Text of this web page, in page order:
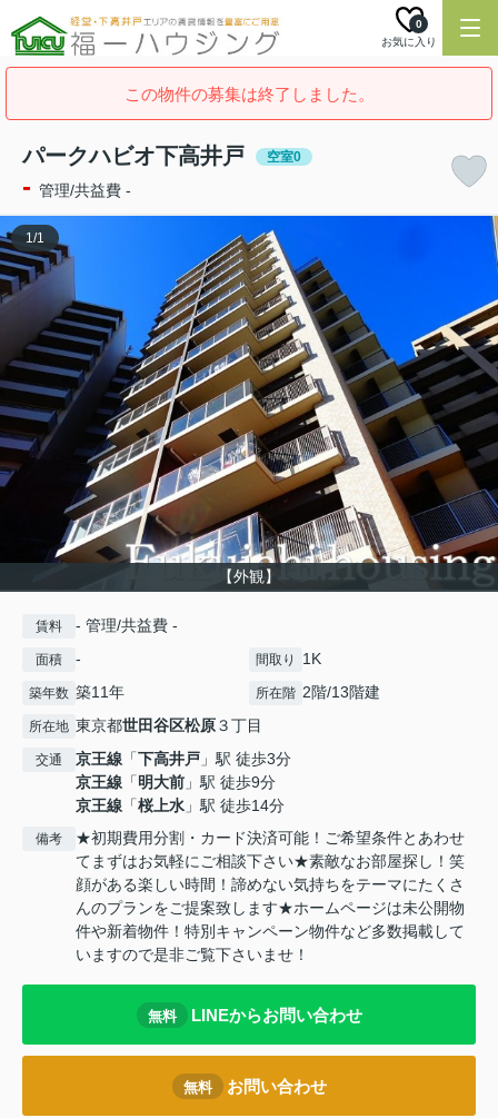
お気に入り
0
この物件の募集は終了しました。
パークハビオ下高井戸 空室0
- 管理/共益費 -
【外観】
1/1
賃料 - 管理/共益費 -
面積 - 間取り 1K
築年数 築11年 所在階 2階/13階建
所在地 東京都世田谷区松原３丁目
交通 京王線 「下高井戸 」駅 徒歩3分
京王線 「明大前 」駅 徒歩9分
京王線 「桜上水 」駅 徒歩14分
備考
★初期費用分割・カード決済可能！ご希望条件とあわせ
てまずはお気軽にご相談下さい★素敵なお部屋探し！笑
顔がある楽しい時間！諦めない気持ちをテーマにたくさ
んのプランをご提案致します★ホームページは未公開物
件や新着物件！特別キャンペーン物件など多数掲載して
いますので是非ご覧下さいませ！
無料 LINEからお問い合わせ
無料 お問い合わせ